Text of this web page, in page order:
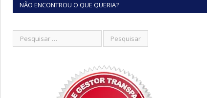
NÃO ENCONTROU O QUE QUERIA?